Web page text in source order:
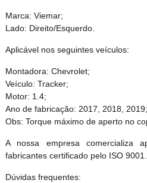
Marca: Viemar;
Lado: Direito/Esquerdo.
Aplicável nos seguintes veículos:
Montadora: Chevrolet;
Veículo: Tracker;
Motor: 1.4;
Ano de fabricação: 2017, 2018, 2019;
Obs: Torque máximo de aperto no
A nossa empresa comercializa
fabricantes certificado pelo ISO 9001.
Dúvidas frequentes: